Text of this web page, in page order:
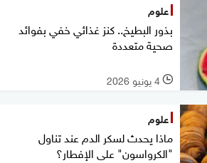
علوم
بذور البطيخ.. كنز غذائي خفي بفوائد
صحية متعددة
l 4 يونيو 2026
علوم
ماذا يحدث لسكر الدم عند تناول
"الكرواسون" على الإفطار؟